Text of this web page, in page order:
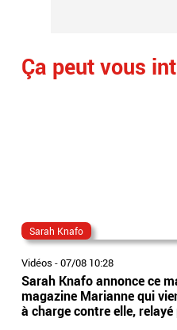
Ça peut vous
Sarah Knafo
Vidéos -07/08 10:28
Sarah Knafo annonce ce
magazine Marianne qui
à charge contre elle,